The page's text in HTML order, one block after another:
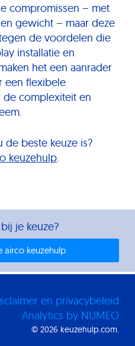
compromissen – met
gewicht – maar deze
de voordelen die
installatie en
het een aanrader
een flexibele
complexiteit en
beste keuze is?
keuzehulp.
je keuze?
airco keuzehulp
en privacybeleid
Analytics by NUMEO
© 2026 keuzehulp.com.